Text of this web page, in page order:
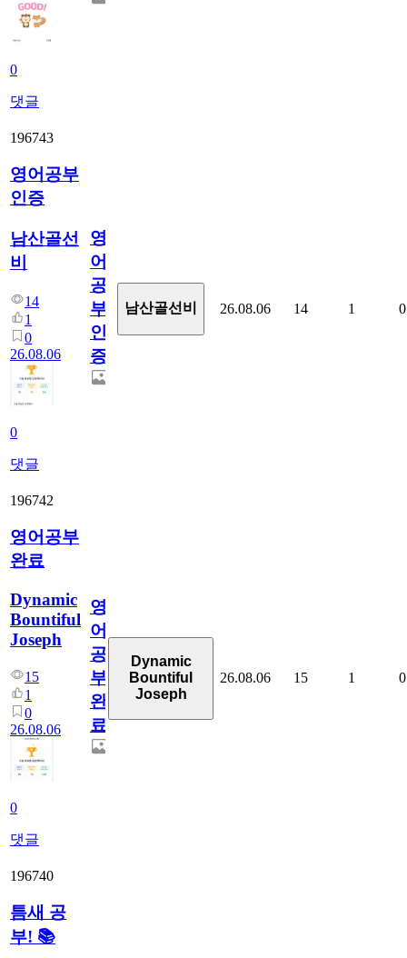
0
댓글
196743
영어공부
인증
남산골선
비
14
1
0
26.08.06
0
댓글
영
어
공
부
인
증
남산골선비 26.08.06 14 1 0
196742
영어공부
완료
Dynamic
Bountiful
Joseph
15
1
0
26.08.06
0
댓글
영
어
공
부
완
료
Dynamic
Bountiful
Joseph
26.08.06 15 1 0
196740
틈새 공
부! 📚